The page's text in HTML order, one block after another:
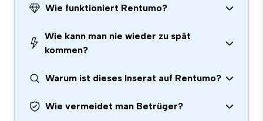
Wie funktioniert Rentumo?
Wie kann man nie wieder zu spät
kommen?
Warum ist dieses Inserat auf Rentumo?
Wie vermeidet man Betrüger?